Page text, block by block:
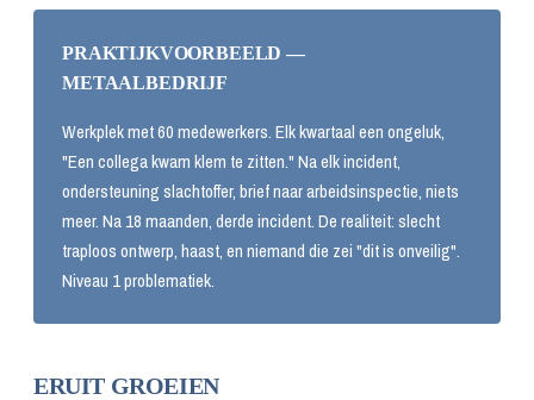
PRAKTIJKVOORBEELD —
METAALBEDRIJF
Werkplek met 60 medewerkers. Elk kwartaal een ongeluk,
"Een collega kwam klem te zitten." Na elk incident,
ondersteuning slachtoffer, brief naar arbeidsinspectie, niets
meer. Na 18 maanden, derde incident. De realiteit: slecht
traploos ontwerp, haast, en niemand die zei "dit is onveilig".
Niveau 1 problematiek.
ERUIT GROEIEN